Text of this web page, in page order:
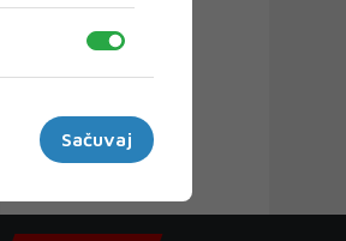
Sačuvaj